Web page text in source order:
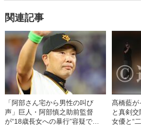
関連記事
「阿部さん宅から男性の叫び
声」巨人・阿部慎之助前監督
が“18歳長女への暴行”容疑で逮
髙橋藍が
と真剣
女優と“